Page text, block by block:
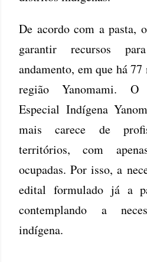
De acordo com a pasta,
garantir recursos
andamento, em que há
região Yanomami.
Especial Indígena
mais carece de
territórios, com
ocupadas. Por isso, a
edital formulado já a
contemplando a
indígena.